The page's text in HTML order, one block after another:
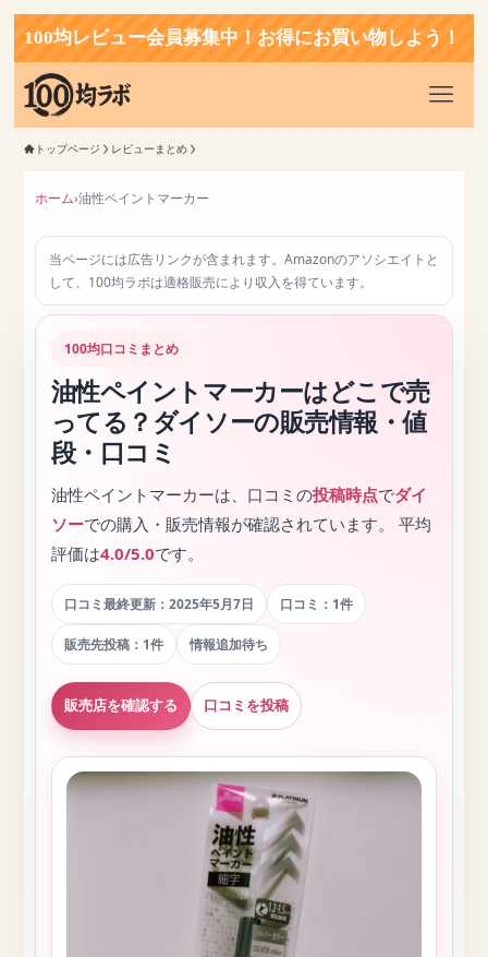
レビュー会員募集中！お得にお買い物しよう！
トップページ レビューまとめ
ホーム›油性ペイントマーカー
当ページには広告リンクが含まれます。Amazonのアソシエイトと
して、100均ラボは適格販売により収入を得ています。
100均口コミまとめ
油性ペイントマーカーはどこで売
ってる？ダイソーの販売情報・値
段・口コミ
油性ペイントマーカーは、口コミの投稿時点でダイ
ソーでの購入・販売情報が確認されています。 平均
評価は4.0/5.0です。
口コミ最終更新：2025年5月7日 口コミ：1件
販売先投稿：1件 情報追加待ち
販売店を確認する 口コミを投稿